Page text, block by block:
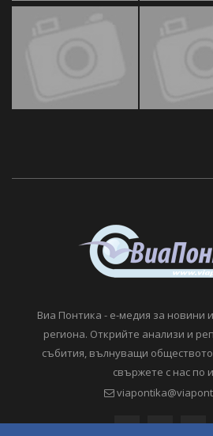
Виа Понтика - е-медия за новини
региона. Открийте анализи и
събития, вълнуващи
свържете с нас по